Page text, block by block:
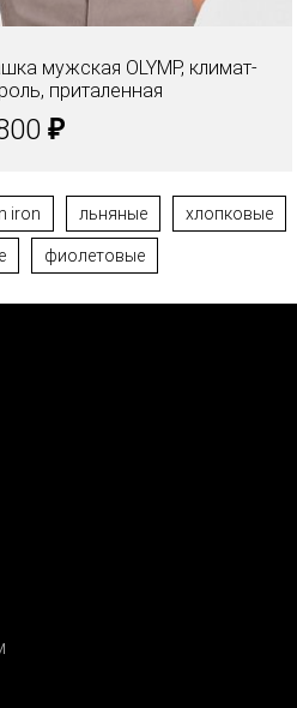
мужская OLYMP, климат-
приталенная
₽
iron льняные хлопковые
фиолетовые